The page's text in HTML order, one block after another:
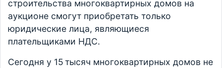
строительства многоквартирных домов на
аукционе смогут приобретать только
юридические лица, являющиеся
плательщиками НДС.
Сегодня у 15 тысяч многоквартирных домов не